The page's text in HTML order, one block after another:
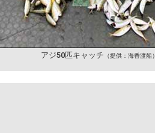
アジ50匹キャッチ （提供：海香渡船）